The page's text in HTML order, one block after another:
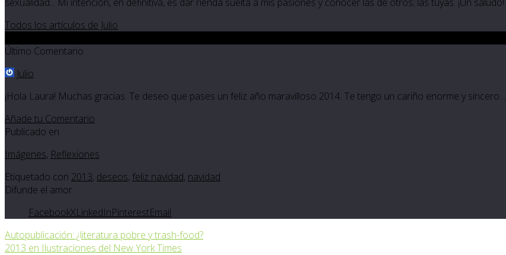
Todos los artículos de Julio
Último Comentario
Julio
¡Hola Laura! Muchas gracias. Te deseo que pases un feliz año maravilloso 2014. Te tengo un cariño enorme y sincero…
Añade tu Comentario
Publicado en
Imágenes, Reflexiones
Etiquetado con 2013, deseos, feliz navidad, navidad
Difunde el amor
FacebookXLinkedInPinterestEmail
Autopublicación: ¿literatura pobre y trash-food?
2013 en Ilustraciones del New York Times